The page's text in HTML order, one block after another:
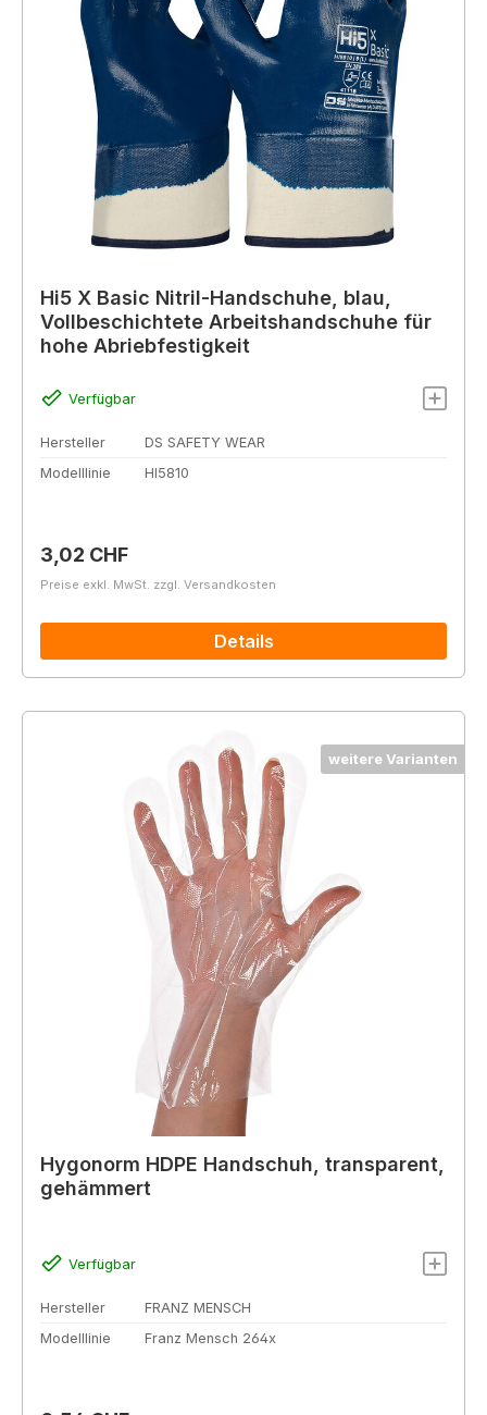
Hi5 X Basic Nitril-Handschuhe, blau,
Vollbeschichtete Arbeitshandschuhe für
hohe Abriebfestigkeit
Verfügbar
Hersteller
DS SAFETY WEAR
Modelllinie
HI5810
Regulärer Preis:
3,02 CHF
Preise exkl. MwSt. zzgl. Versandkosten
Details
weitere Varianten
Hygonorm HDPE Handschuh, transparent,
gehämmert
Verfügbar
Hersteller
FRANZ MENSCH
Modelllinie
Franz Mensch 264x